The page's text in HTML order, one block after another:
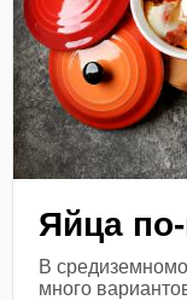
Яйца
В
много